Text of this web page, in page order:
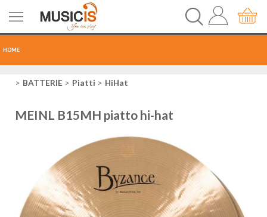
HOME
CHITARRE
TASTI
AUDIO-LUCI
BATTERIE Piatti HiHat
MEINL B15MH piatto hi-hat